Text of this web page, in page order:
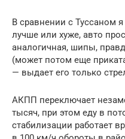
В сравнении с Туссаном
лучше или хуже, авто
аналогичная, шипы,
(может потом еще
— выдает его только
АКПП переключает
тысяч, при этом еду в
стабилизации работает